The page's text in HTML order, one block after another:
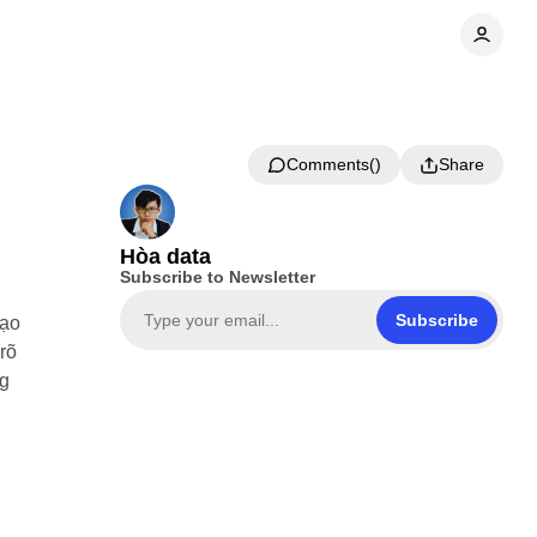
Comments Share
Hòa data
Subscribe to Newsletter
Subscribe